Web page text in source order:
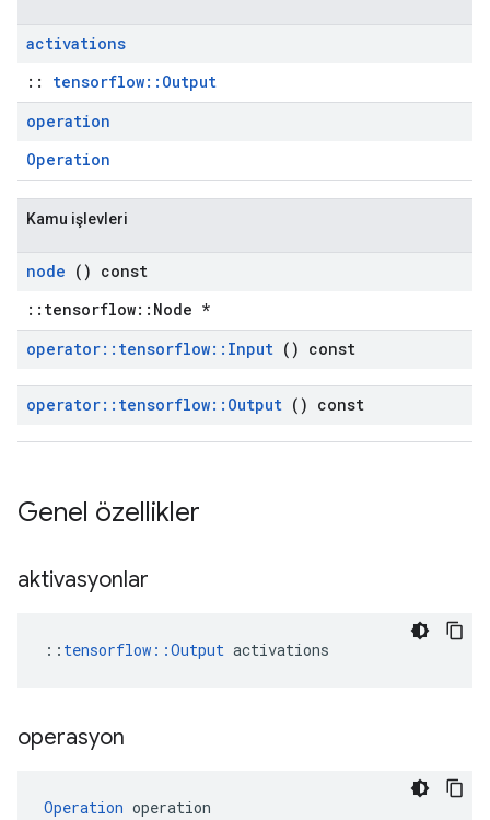
activations
:: tensorflow::Output
operation
Operation
Kamu işlevleri
node () const
::tensorflow::Node *
operator:: tensorflow:: Input () const
operator:: tensorflow:: Output () const
Genel özellikler
aktivasyonlar
:: tensorflow::Output activations
operasyon
Operation operation